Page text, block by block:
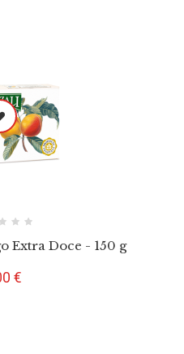
Extra Doce - 150 g
€